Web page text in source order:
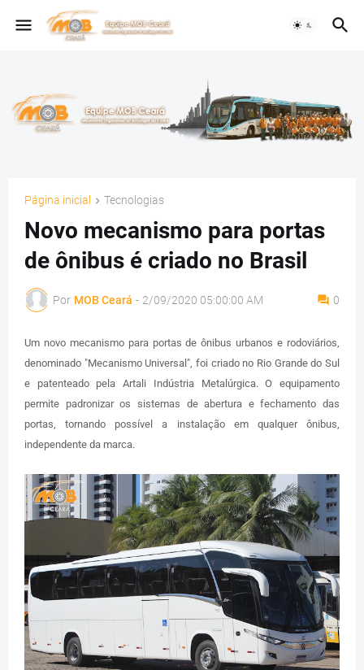
Página inicial Tecnologias
Novo mecanismo para portas
de ônibus é criado no Brasil
Por MOB Ceará - 2/09/2020 05:00:00 AM 0
Um novo mecanismo para portas de ônibus urbanos e rodoviários,
denominado "Mecanismo Universal", foi criado no Rio Grande do Sul
e patenteado pela Artali Indústria Metalúrgica. O equipamento
permite padronizar os sistemas de abertura e fechamento das
portas, tornando possível a instalação em qualquer ônibus,
independente da marca.